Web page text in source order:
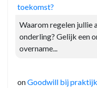
toekomst?
Waarom regelen jullie
onderling? Gelijk een
overname...
onGoodwill bij